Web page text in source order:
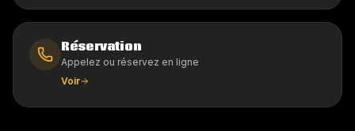
Réservation
Appelez ou réservez en ligne
Voir